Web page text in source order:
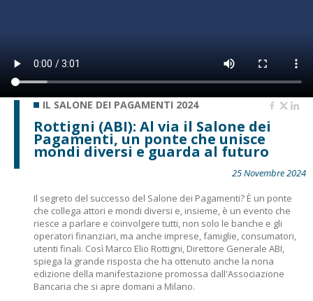
IL SALONE DEI PAGAMENTI 2024
Rottigni (ABI): Al via il Salone dei
Pagamenti, un ponte che unisce
mondi diversi e guarda al futuro
25 Novembre 2024
Il segreto del successo del Salone dei Pagamenti? È un ponte
che collega attori e mondi diversi e, insieme, è un evento che
riesce a parlare e coinvolgere tutti, non solo le banche e gli
operatori finanziari, ma anche imprese, famiglie, consumatori,
utenti finali. Così Marco Elio Rottigni, Direttore Generale ABI,
spiega la grande risposta che ha ottenuto anche la nona
edizione della manifestazione promossa dall'Associazione
Bancaria che si apre domani a Milano.